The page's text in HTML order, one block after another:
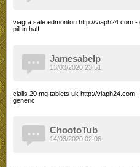
viagra sale edmonton http://viaph24.com
pill in half
Jamesabelp
cialis 20 mg tablets uk http://viaph24.com
generic
13/03/2020 23:51
ChootoTub
14/03/2020 02:06